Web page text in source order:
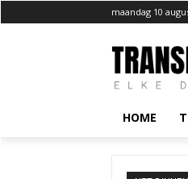
maandag 10
HOME